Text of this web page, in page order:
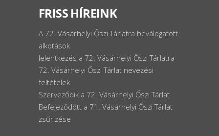
FRISS HÍREINK
A 72. Vásárhelyi Őszi Tárlatra beválogatott
alkotások
Jelentkezés a 72. Vásárhelyi Őszi Tárlatra
72. Vásárhelyi Őszi Tárlat nevezési
feltételek
Szerveződik a 72. Vásárhelyi Őszi Tárlat
Befejeződött a 71. Vásárhelyi Őszi Tárlat
zsűrizése